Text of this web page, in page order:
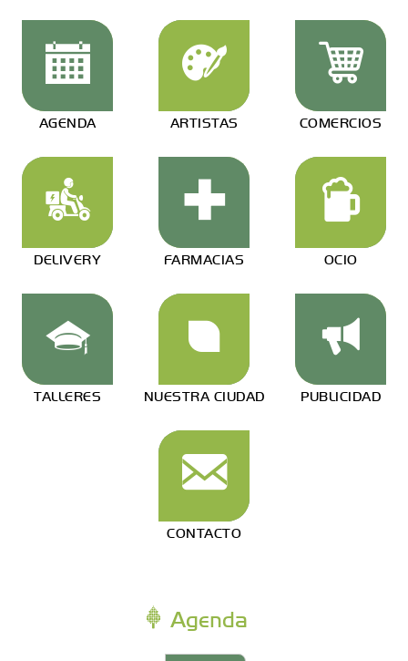
AGENDA ARTISTAS COMERCIOS
DELIVERY FARMACIAS OCIO
TALLERES NUESTRA CIUDAD PUBLICIDAD
CONTACTO
Agenda